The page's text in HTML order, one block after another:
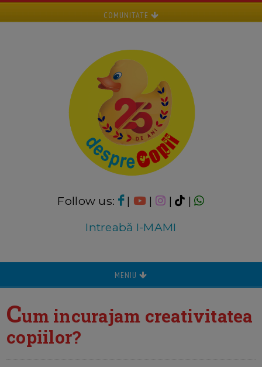
COMUNITATE
Follow us: | | |
|
Intreabă I-MAMI
MENIU
Cum incurajam creativitatea
copiilor?